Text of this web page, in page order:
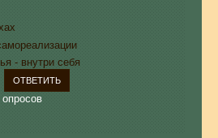
- внутри себя